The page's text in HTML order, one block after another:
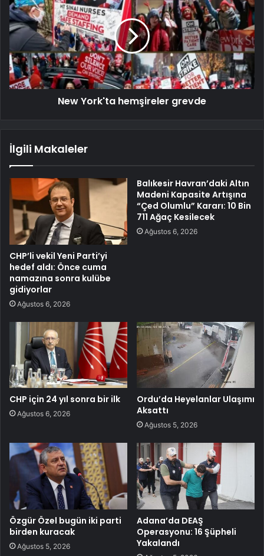
New York'ta hemşireler grevde
İlgili Makaleler
CHP’li vekil Yeni Parti’yi
hedef aldı: Önce cuma
namazına sonra kulübe
gidiyorlar
Ağustos 6, 2026
Balıkesir Havran’daki Altın
Madeni Kapasite Artışına
“Çed Olumlu” Kararı: 10 Bin
711 Ağaç Kesilecek
Ağustos 6, 2026
CHP için 24 yıl sonra bir ilk
Ağustos 6, 2026
Ordu’da Heyelanlar Ulaşımı
Aksattı
Ağustos 5, 2026
Özgür Özel bugün iki parti
birden kuracak
Ağustos 5, 2026
Adana’da DEAŞ
Operasyonu: 16 Şüpheli
Yakalandı